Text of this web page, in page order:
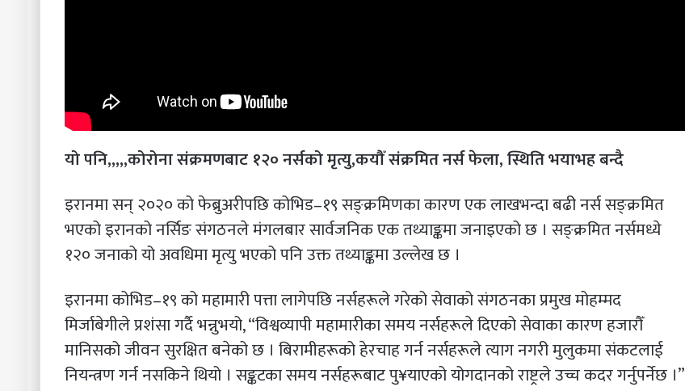
यो पनि,,,,,कोरोना संक्रमणबाट १२० नर्सको मृत्यु,कयौँ संक्रमित नर्स फेला, स्थिति भयाभह बन्दै
इरानमा सन् २०२० को फेब्रुअरीपछि कोभिड–१९ सङ्क्रमिणका कारण एक लाखभन्दा बढी नर्स सङ्क्रमित
भएको इरानको नर्सिङ संगठनले मंगलबार सार्वजनिक एक तथ्याङ्कमा जनाइएको छ । सङ्क्रमित नर्समध्ये
१२० जनाको यो अवधिमा मृत्यु भएको पनि उक्त तथ्याङ्कमा उल्लेख छ ।
इरानमा कोभिड–१९ को महामारी पत्ता लागेपछि नर्सहरूले गरेको सेवाको संगठनका प्रमुख मोहम्मद
मिर्जाबेगीले प्रशंसा गर्दै भन्नुभयो, “विश्वव्यापी महामारीका समय नर्सहरूले दिएको सेवाका कारण हजारौँ
मानिसको जीवन सुरक्षित बनेको छ । बिरामीहरूको हेरचाह गर्न नर्सहरूले त्याग नगरी मुलुकमा संकटलाई
नियन्त्रण गर्न नसकिने थियो । सङ्कटका समय नर्सहरूबाट पु¥याएको योगदानको राष्ट्रले उच्च कदर गर्नुपर्नेछ ।”